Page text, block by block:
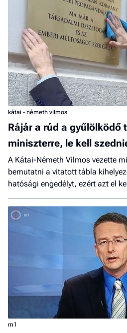
kátai - németh vilmos
Rájár a rúd a gyűlölködő
miniszterre, le kell
A Kátai-Németh Vilmos vezette
bemutatni a vitatott tábla
hatósági engedélyt, ezért azt el
m1